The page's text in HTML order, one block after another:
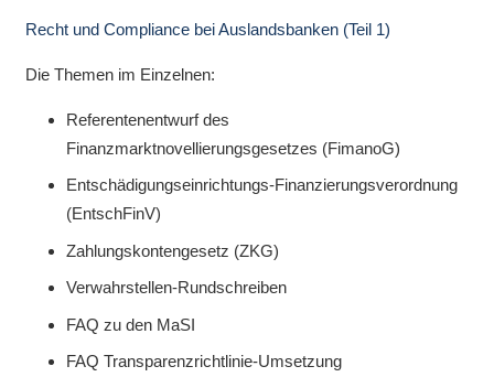
Recht und Compliance bei Auslandsbanken (Teil 1)
Die Themen im Einzelnen:
Referentenentwurf des
Finanzmarktnovellierungsgesetzes (FimanoG)
Entschädigungseinrichtungs-Finanzierungsverordnung
(EntschFinV)
Zahlungskontengesetz (ZKG)
Verwahrstellen-Rundschreiben
FAQ zu den MaSI
FAQ Transparenzrichtlinie-Umsetzung